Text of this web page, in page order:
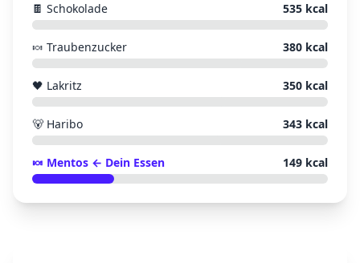
🍫 Schokolade 535 kcal
🍬 Traubenzucker 380 kcal
🖤 Lakritz 350 kcal
🐻 Haribo 343 kcal
🍬 Mentos ← Dein Essen 149 kcal